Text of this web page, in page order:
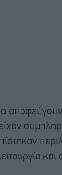
να